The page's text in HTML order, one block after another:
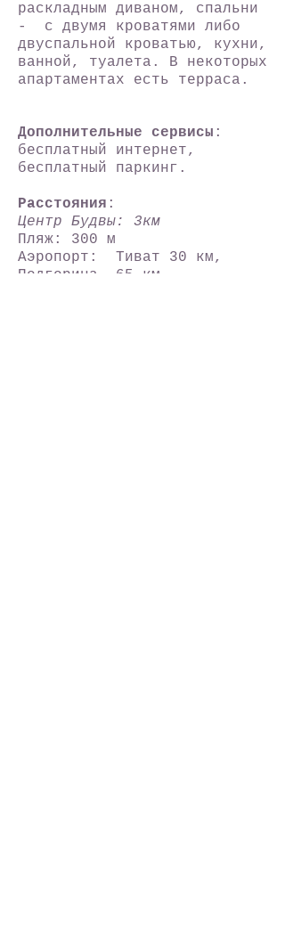
раскладным диваном, спальни
- с двумя кроватями либо
двуспальной кроватью, кухни,
ванной, туалета. В некоторых
апартаментах есть терраса.
Дополнительные сервисы :
бесплатный интернет,
бесплатный паркинг .
Расстояния :
Центр Будвы:
3км
Пляж: 300 м
Аэропорт: Тиват 30 км,
Подгорица 65 км